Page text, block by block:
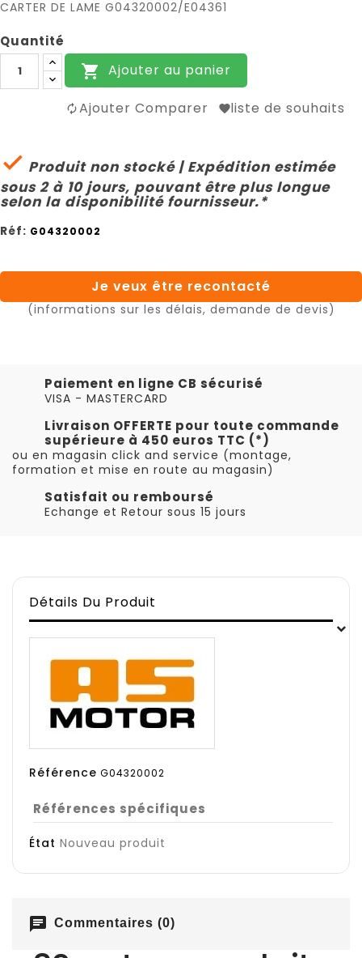
CARTER DE LAME G04320002/E04361
Quantité
 Ajouter au panier
Ajouter Comparer liste de souhaits
 Produit non stocké | Expédition estimée
sous 2 à 10 jours, pouvant être plus longue
selon la disponibilité fournisseur.*
Réf: G04320002
Je veux être recontacté
(informations sur les délais, demande de devis)
Paiement en ligne CB sécurisé
VISA - MASTERCARD
Livraison OFFERTE pour toute commande
supérieure à 450 euros TTC (*)
ou en magasin click and service (montage,
formation et mise en route au magasin)
Satisfait ou remboursé
Echange et Retour sous 15 jours
Détails Du Produit
Référence G04320002
Références spécifiques
État Nouveau produit
chat Commentaires (0)